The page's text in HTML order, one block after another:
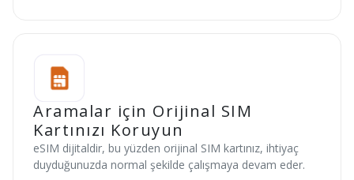
Aramalar için Orijinal SIM
Kartınızı Koruyun
eSIM dijitaldir, bu yüzden orijinal SIM kartınız, ihtiyaç
duyduğunuzda normal şekilde çalışmaya devam eder.